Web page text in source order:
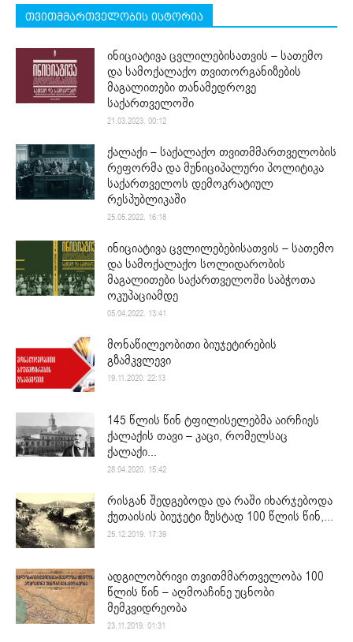
თვითმმართველობის ისტორია
ინიციატივა ცვლილებისათვის – სათემო
და სამოქალაქო თვითორგანიზების
მაგალითები თანამედროვე
საქართველოში
21.03.2023. 00:12
ქალაქი – საქალაქო თვითმმართველობის
რეფორმა და მუნიციპალური პოლიტიკა
საქართველოს დემოკრატიულ
რესპუბლიკაში
25.05.2022. 16:18
ინიციატივა ცვლილებებისათვის – სათემო
და სამოქალაქო სოლიდარობის
მაგალითები საქართველოში საბჭოთა
ოკუპაციამდე
05.04.2022. 13:41
მონაწილეობითი ბიუჯეტირების
გზამკვლევი
19.11.2020. 22:13
145 წლის წინ ტფილისელებმა აირჩიეს
ქალაქის თავი – კაცი, რომელსაც
ქალაქი...
28.04.2020. 15:42
რისგან შედგებოდა და რაში იხარჯებოდა
ქუთაისის ბიუჯეტი ზუსტად 100 წლის წინ,...
25.12.2019. 17:39
ადგილობრივი თვითმმართველობა 100
წლის წინ – აღმოაჩინე უცნობი
მემკვიდრეობა
23.11.2019. 01:31